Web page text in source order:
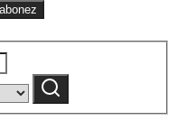
category:
Caută